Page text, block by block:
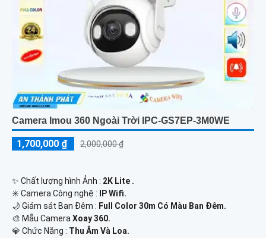
Camera Imou 360 Ngoài Trời IPC-GS7EP-3M0WE
1,700,000 ₫ 2,000,000 ₫
✨ Chất lượng hình Ảnh : 2K Lite .
✳️ Camera Công nghệ :
IP Wifi.
🌙 Giám sát Ban Đêm : Full Color 30m Có Màu Ban Ðêm.
🎨 Mẫu CameraXoay 360.
️💎 Chức Năng : Thu Âm Và Loa.